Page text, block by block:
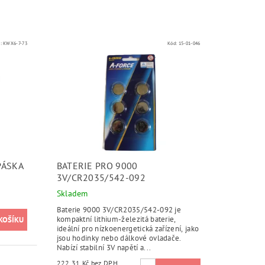
KWX6-7-73 Kód: 15-01-046
BATERIE PRO 9000
3V/CR2035/542-092
Skladem
Baterie 9000 3V/CR2035/542-092 je
kompaktní lithium-železitá baterie,
ideální pro nízkoenergetická zařízení, jako
jsou hodinky nebo dálkové ovladače.
Nabízí stabilní 3V napětí a...
222,31 Kč bez DPH